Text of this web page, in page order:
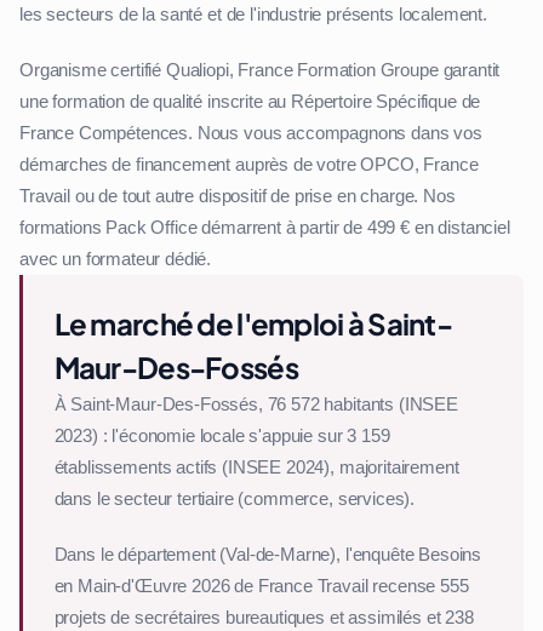
les secteurs de la santé et de l'industrie présents localement.
Organisme certifié Qualiopi, France Formation Groupe garantit
une formation de qualité inscrite au Répertoire Spécifique de
France Compétences. Nous vous accompagnons dans vos
démarches de financement auprès de votre OPCO, France
Travail ou de tout autre dispositif de prise en charge. Nos
formations Pack Office démarrent à partir de 499 € en distanciel
avec un formateur dédié.
Le marché de l'emploi à Saint-
Maur-Des-Fossés
À Saint-Maur-Des-Fossés, 76 572 habitants (INSEE
2023) : l'économie locale s'appuie sur 3 159
établissements actifs (INSEE 2024), majoritairement
dans le secteur tertiaire (commerce, services).
Dans le département (Val-de-Marne), l'enquête Besoins
en Main-d'Œuvre 2026 de France Travail recense 555
projets de secrétaires bureautiques et assimilés et 238